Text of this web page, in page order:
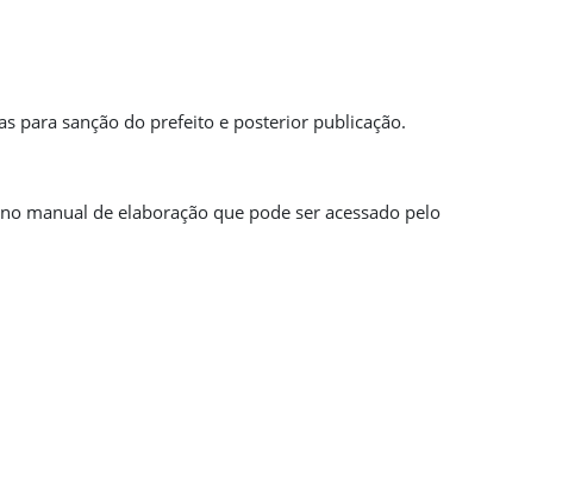
para sanção do prefeito e posterior publicação.
manual de elaboração que pode ser acessado pelo